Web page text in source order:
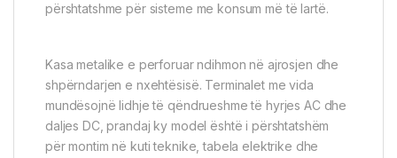
përshtatshme për sisteme me konsum më të lartë.
Kasa metalike e perforuar ndihmon në ajrosjen dhe
shpërndarjen e nxehtësisë. Terminalet me vida
mundësojnë lidhje të qëndrueshme të hyrjes AC dhe
daljes DC, prandaj ky model është i përshtatshëm
për montim në kuti teknike, tabela elektrike dhe